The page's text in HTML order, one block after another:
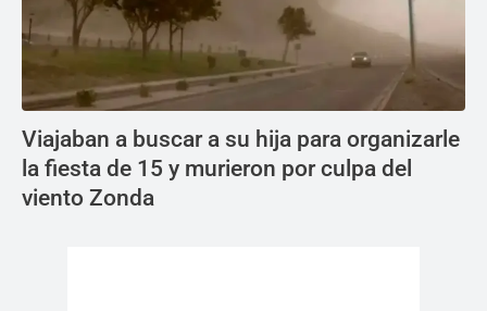
Viajaban a buscar a su hija para organizarle
la fiesta de 15 y murieron por culpa del
viento Zonda